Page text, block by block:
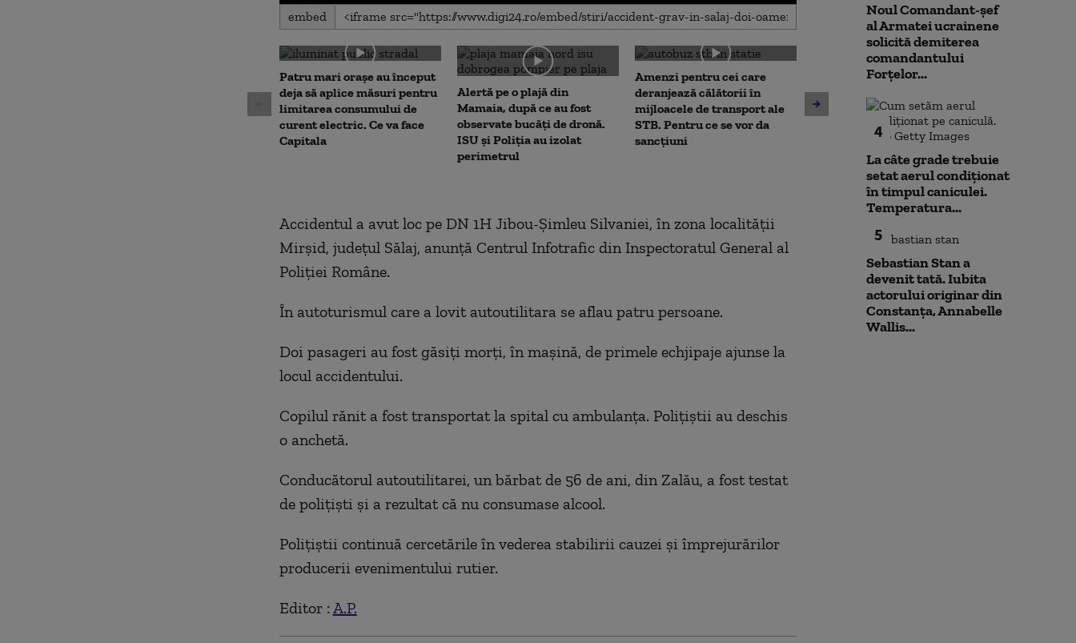
0
seconds
0
secondsVolume
90%
embed
Patru mari orașe au început
deja să aplice măsuri pentru
limitarea consumului de
curent electric. Ce va face
Capitala
Alertă pe o plajă din
Mamaia, după ce au fost
observate bucăți de dronă.
ISU și Poliția au izolat
perimetrul
Amenzi pentru cei care
deranjează călătorii în
mijloacele de transport ale
STB. Pentru ce se vor da
sancțiuni
Un asistent medical din SUA
pune la pământ un pacient
violent. Ce nu a știut
bărbatul agresiv atunci când
migranții
Accidentul a avut loc pe DN 1H Jibou-Șimleu Silvaniei, în zona localității
Mirșid, județul Sălaj, anunță Centrul Infotrafic din Inspectoratul General al
Poliției Române.
În autoturismul care a lovit autoutilitara se aflau patru persoane.
Doi pasageri au fost găsiți morți, în mașină, de primele echjipaje ajunse la
locul accidentului.
Copilul rănit a fost transportat la spital cu ambulanța. Polițiștii au deschis
o anchetă.
Conducătorul autoutilitarei, un bărbat de 56 de ani, din Zalău, a fost testat
de polițiști și a rezultat că nu consumase alcool.
Polițiștii continuă cercetările în vederea stabilirii cauzei și împrejurărilor
producerii evenimentului rutier.
Editor : A.P.
Noul Comandant-șef
al Armatei ucrainene
solicită demiterea
comandantului
Forțelor...
4
La câte grade trebuie
setat aerul condiționat
în timpul caniculei.
Temperatura...
5
Sebastian Stan a
devenit tată. Iubita
actorului originar din
Constanța, Annabelle
Wallis...